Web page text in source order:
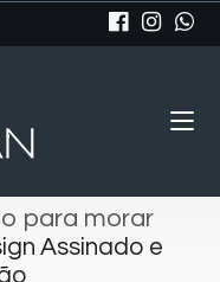
para morar
Assinado e